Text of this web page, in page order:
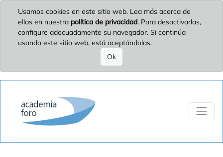
Usamos cookies en este sitio web. Lea más acerca de
ellas en nuestra política de privacidad. Para desactivarlas,
configure adecuadamente su navegador. Si continúa
usando este sitio web, está aceptándolas.
Ok